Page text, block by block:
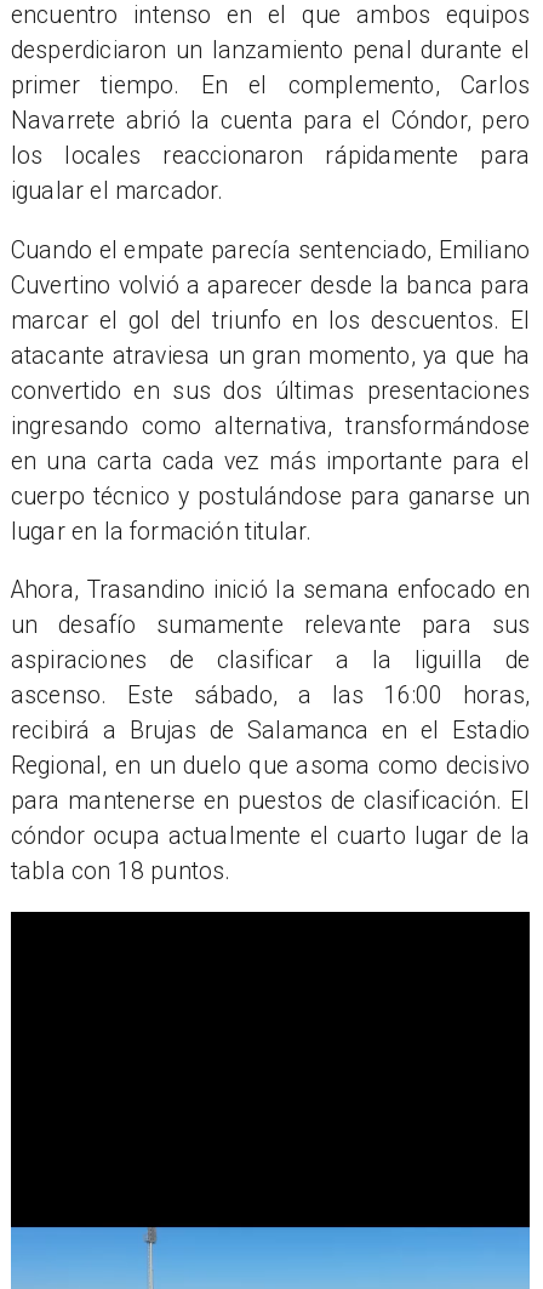
encuentro intenso en el que ambos equipos
desperdiciaron un lanzamiento penal durante el
primer tiempo. En el complemento, Carlos
Navarrete abrió la cuenta para el Cóndor, pero
los locales reaccionaron rápidamente para
igualar el marcador.
Cuando el empate parecía sentenciado, Emiliano
Cuvertino volvió a aparecer desde la banca para
marcar el gol del triunfo en los descuentos. El
atacante atraviesa un gran momento, ya que ha
convertido en sus dos últimas presentaciones
ingresando como alternativa, transformándose
en una carta cada vez más importante para el
cuerpo técnico y postulándose para ganarse un
lugar en la formación titular.
Ahora, Trasandino inició la semana enfocado en
un desafío sumamente relevante para sus
aspiraciones de clasificar a la liguilla de
ascenso. Este sábado, a las 16:00 horas,
recibirá a Brujas de Salamanca en el Estadio
Regional, en un duelo que asoma como decisivo
para mantenerse en puestos de clasificación. El
cóndor ocupa actualmente el cuarto lugar de la
tabla con 18 puntos.